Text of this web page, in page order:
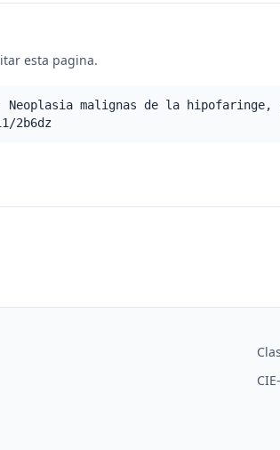
esta pagina.
- Neoplasia malignas de la
2b6dz